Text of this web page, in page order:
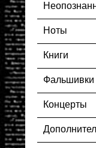
Ноты
Книги
Фальшивки
Концерты